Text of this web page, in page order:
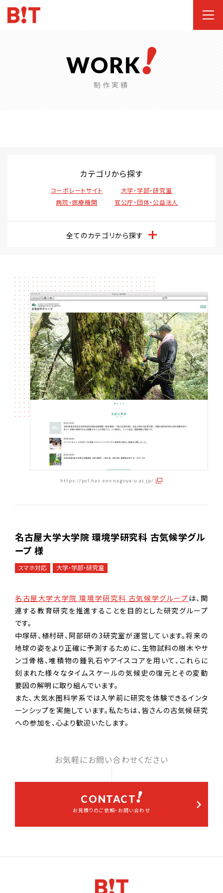
WORK
制作実績
カテゴリから探す
コーポレートサイト
大学・学部・研究室
病院・医療機関
官公庁・団体・公益法人
全てのカテゴリから探す
https://pcl.has.env.nagoya-u.ac.jp/
名古屋大学大学院 環境学研究科 古気候学グル
ープ 様
スマホ対応 大学・学部・研究室
名古屋大学大学院 環境学研究科 古気候学グループ は、関
連する教育研究を推進することを目的とした研究グループ
です。
中塚研、植村研、阿部研の3研究室が運営しています。将来の
地球の姿をより正確に予測するために、生物試料の樹木やサ
ンゴ骨格、堆積物の鍾乳石やアイスコアを用いて、これらに
刻まれた様々なタイムスケールの気候史の復元とその変動
要因の解明に取り組んでいます。
また、大気水圏科学系では入学前に研究を体験できるインタ
ーンシップを実施しています。私たちは、皆さんの古気候研究
への参加を、心より歓迎いたします。
お気軽にお問い合わせください
CONTACT
お見積りのご依頼・お問い合わせ